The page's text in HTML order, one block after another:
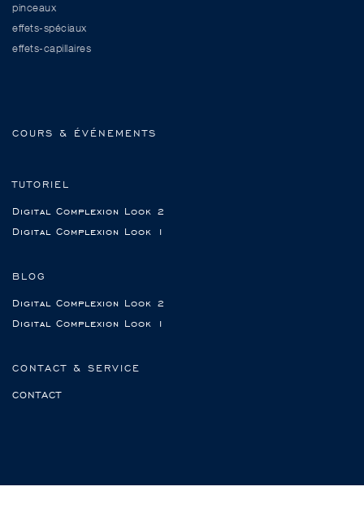
pinceaux
effets-spéciaux
effets-capillaires
COURS & ÉVÉNEMENTS
TUTORIEL
Digital Complexion Look 2
Digital Complexion Look 1
BLOG
Digital Complexion Look 2
Digital Complexion Look 1
CONTACT & SERVICE
CONTACT